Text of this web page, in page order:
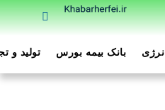
انرژی بانک بیمه بورس تولید و